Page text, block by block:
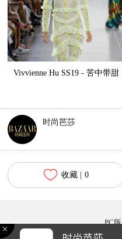
Vivvienne Hu SS19 - 苦中带甜
时尚芭莎
收藏 | 0
PC版